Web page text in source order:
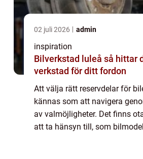
02 juli 2026 admin
inspiration
Bilverkstad luleå så hittar du rätt
verkstad för ditt fordon
Att välja rätt reservdelar för
kännas som att navigera
av valmöjligheter. Det finns
att ta hänsyn till, som